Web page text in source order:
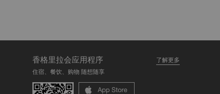
香格里拉会应用程序
了解更多
住宿、餐饮、购物 随想随享